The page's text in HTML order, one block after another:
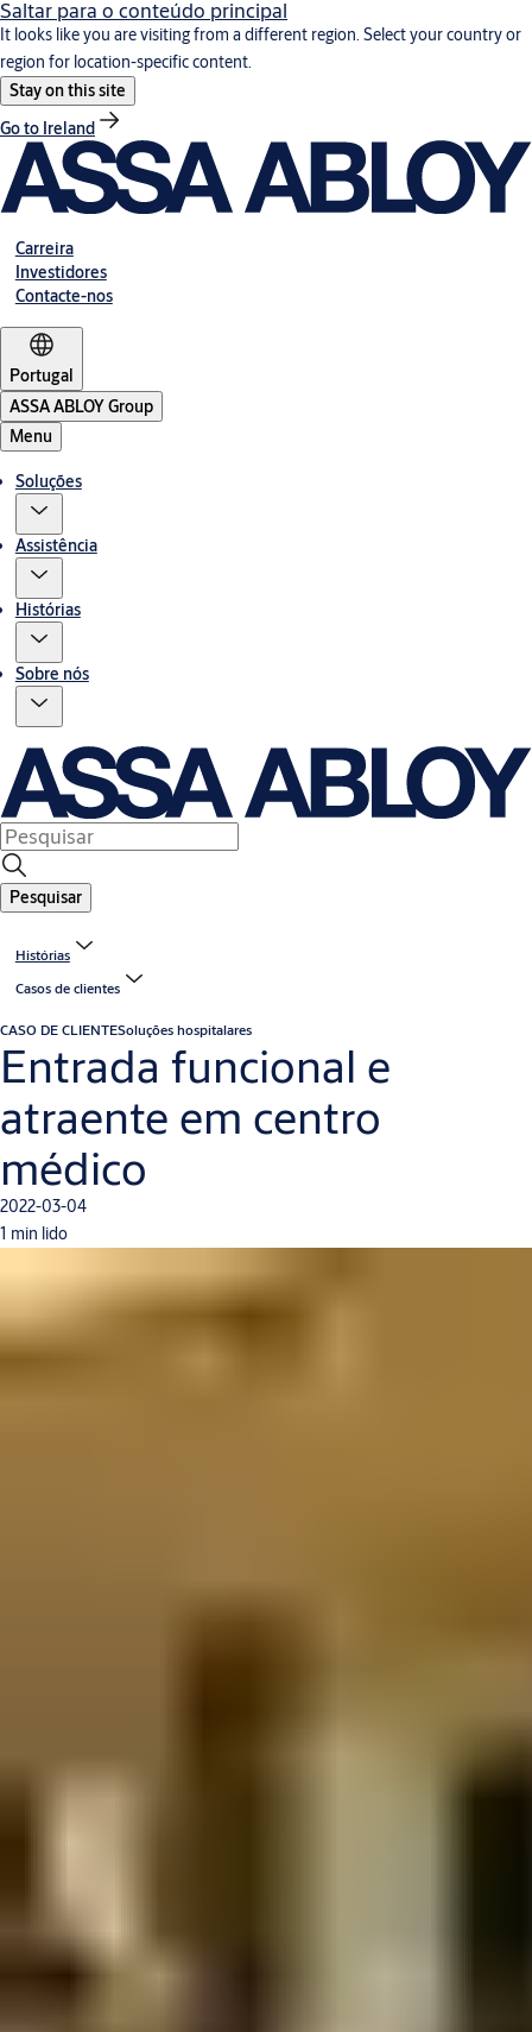
Saltar para o conteúdo principal
It looks like you are visiting from a different region. Select your country or
region for location-specific content.
Stay on this site
Go to Ireland
Carreira
Investidores
Contacte-nos
Portugal
ASSA ABLOY Group
Menu
Soluções
Assistência
Histórias
Sobre nós
Pesquisar
Histórias
Casos de clientes
CASO DE CLIENTESoluções hospitalares
Entrada funcional e
atraente em centro
médico
2022-03-04
1 min lido